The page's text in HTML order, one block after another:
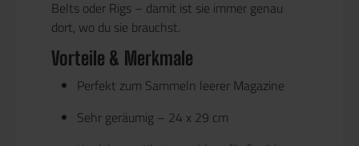
Belts oder Rigs – damit ist sie immer genau
dort, wo du sie brauchst.
Vorteile & Merkmale
Perfekt zum Sammeln leerer Magazine
Sehr geräumig – 24 x 29 cm